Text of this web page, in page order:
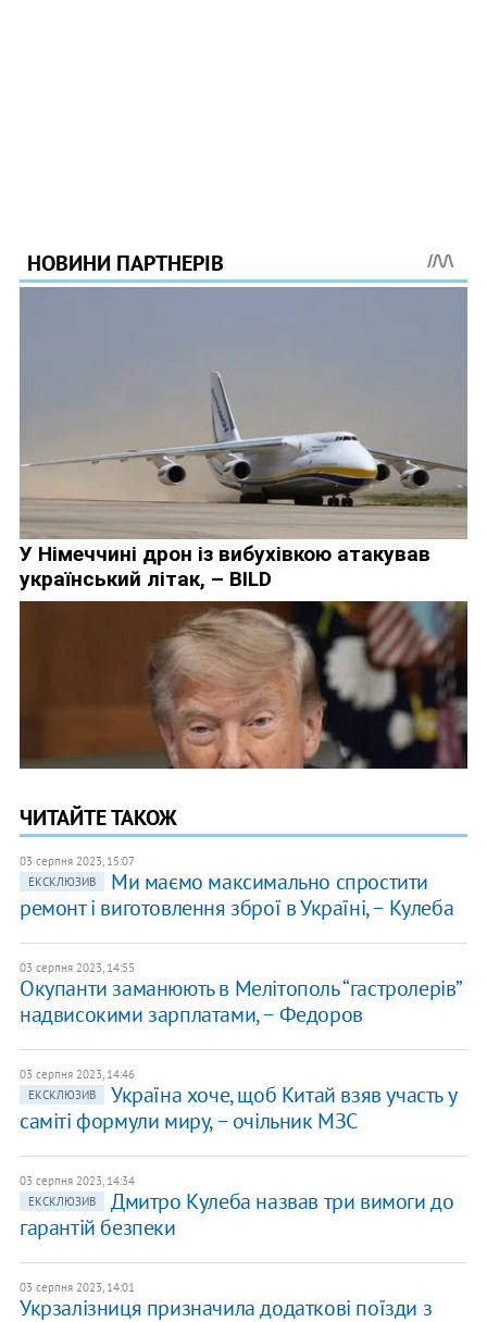
ЧИТАЙТЕ ТАКОЖ
03 серпня 2023, 15:07
ЕКСКЛЮЗИВ
Ми маємо максимально спростити
ремонт і виготовлення зброї в Україні, − Кулеба
03 серпня 2023, 14:55
Окупанти заманюють в Мелітополь “гастролерів”
надвисокими зарплатами, − Федоров
03 серпня 2023, 14:46
ЕКСКЛЮЗИВ
Україна хоче, щоб Китай взяв участь у
саміті формули миру, − очільник МЗС
03 серпня 2023, 14:34
ЕКСКЛЮЗИВ
Дмитро Кулеба назвав три вимоги до
гарантій безпеки
03 серпня 2023, 14:01
Укрзалізниця призначила додаткові поїзди з